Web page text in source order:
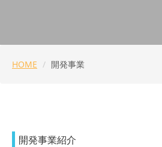
HOME 開発事業
開発事業紹介